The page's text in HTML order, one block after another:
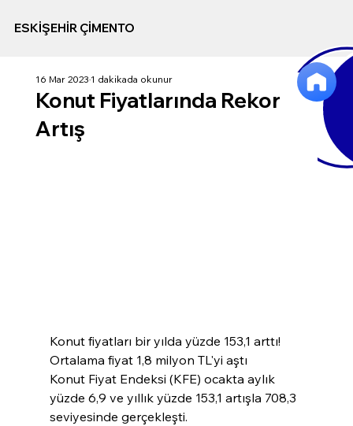
ESKİŞEHİR ÇİMENTO
Konut Fiyatlarında Rekor
Artış
16 Mar 20231 dakikada okunur
Konut fiyatları bir yılda yüzde 153,1 arttı!
Ortalama fiyat 1,8 milyon TL'yi aştı
Konut Fiyat Endeksi (KFE) ocakta aylık
yüzde 6,9 ve yıllık yüzde 153,1 artışla 708,3
seviyesinde gerçekleşti.